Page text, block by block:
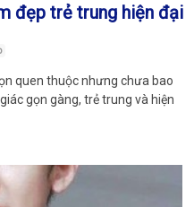
đẹp trẻ trung hiện đại
quen thuộc nhưng chưa bao
gọn gàng, trẻ trung và hiện